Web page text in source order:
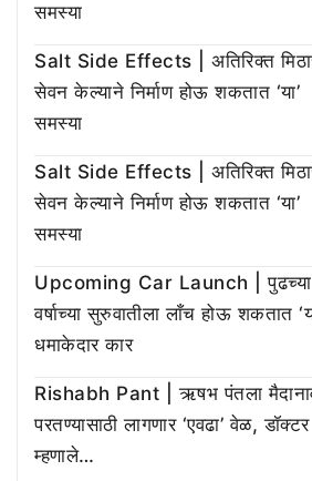
समस्या
Salt Side Effects | अतिरिक्त
सेवन केल्याने निर्माण होऊ शकतात ‘या’
समस्या
Salt Side Effects | अतिरिक्त
सेवन केल्याने निर्माण होऊ शकतात ‘या’
समस्या
Upcoming Car Launch | पुढच्या
वर्षाच्या सुरुवातीला लाँच होऊ शकतात
धमाकेदार कार
Rishabh Pant | ऋषभ पंतला
परतण्यासाठी लागणार ‘एवढा’ वेळ, डॉक्टर
म्हणाले…